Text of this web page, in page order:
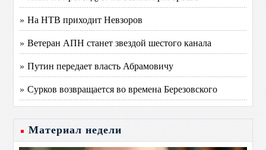
» На НТВ приходит Невзоров
» Ветеран АПН станет звездой шестого канала
» Путин передает власть Абрамовичу
» Сурков возвращается во времена Березовского
Материал недели